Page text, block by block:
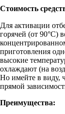
Стоимость
Для активации
горячей (от 90°С)
приготовления
высокие
охлаждают (на
Но имейте в виду,
прямой
Преимущества: